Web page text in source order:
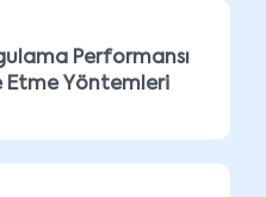
Performansı
Etme Yöntemleri